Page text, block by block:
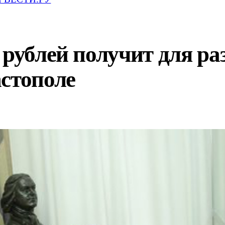
получит для